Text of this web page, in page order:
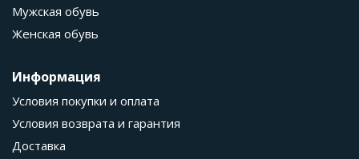
Мужская обувь
Женская обувь
Информация
Условия покупки и оплата
Условия возврата и гарантия
Доставка